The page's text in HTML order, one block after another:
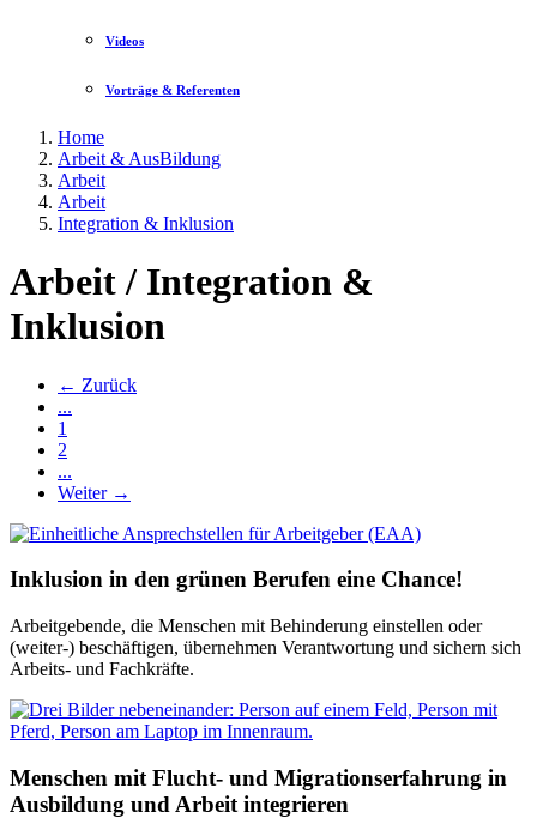
Videos
Vorträge & Referenten
Home
Arbeit & AusBildung
Arbeit
Arbeit
Integration & Inklusion
Arbeit / Integration &
Inklusion
← Zurück
...
1
2
...
Weiter →
Inklusion in den grünen Berufen eine Chance!
Arbeitgebende, die Menschen mit Behinderung einstellen oder
(weiter-) beschäftigen, übernehmen Verantwortung und sichern sich
Arbeits- und Fachkräfte.
Menschen mit Flucht- und Migrationserfahrung in
Ausbildung und Arbeit integrieren